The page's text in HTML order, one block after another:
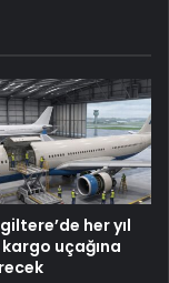
her yıl
kargo uçağına